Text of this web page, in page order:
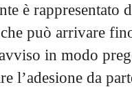
è rappresentato
può arrivare
in modo
l’adesione da